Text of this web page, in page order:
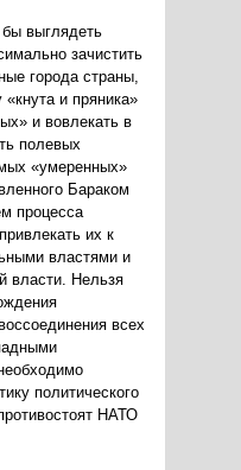
выглядеть
зачистить
города страны,
и пряника»
и вовлекать в
полевых
«умеренных»
Бараком
процесса
их к
властями и
власти. Нельзя
всех
политического
НАТО